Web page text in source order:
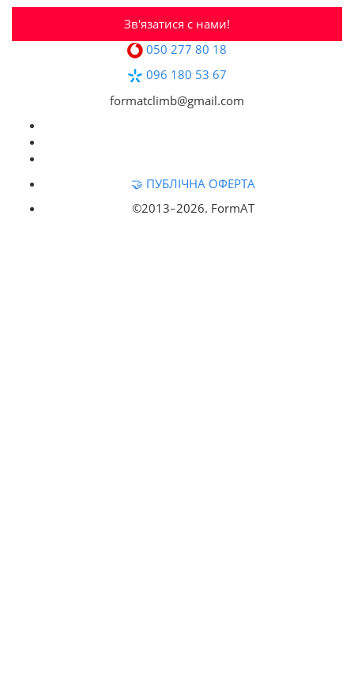
Зв'язатися с нами!
050 277 80 18
096 180 53 67
formatclimb@gmail.com
🤝 ПУБЛІЧНА ОФЕРТА
©2013‒2026. FormAT